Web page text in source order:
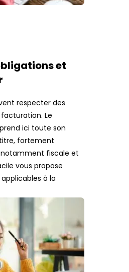
et
respecter des
Le
ici toute son
fortement
notamment fiscale et
vous propose
à la